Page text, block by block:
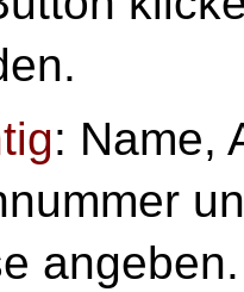
: Name,
angeben.